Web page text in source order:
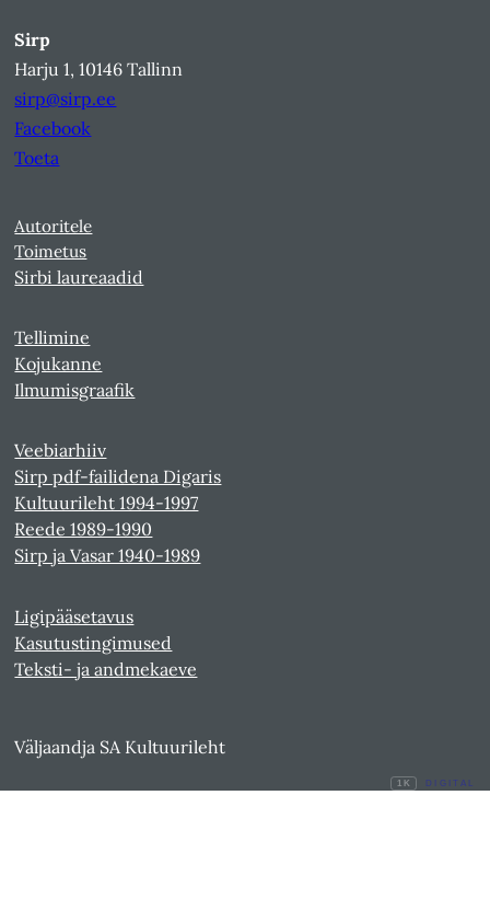
Sirp
Harju 1, 10146 Tallinn
sirp@sirp.ee
Facebook
Toeta
Autoritele
Toimetus
Sirbi laureaadid
Tellimine
Kojukanne
Ilmumisgraafik
Veebiarhiiv
Sirp pdf-failidena Digaris
Kultuurileht 1994-1997
Reede 1989-1990
Sirp ja Vasar 1940-1989
Ligipääsetavus
Kasutustingimused
Teksti- ja andmekaeve
Väljaandja SA Kultuurileht
1K DIGITAL